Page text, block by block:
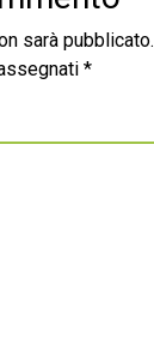
sarà pubblicato.
*